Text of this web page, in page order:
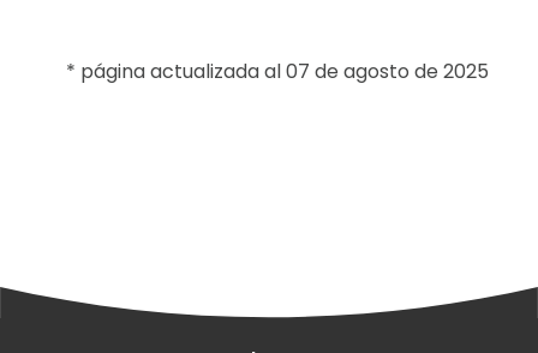
* página actualizada al 07 de agosto de 2025